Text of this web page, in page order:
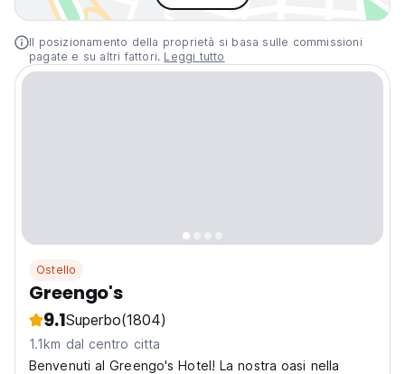
Il posizionamento della proprietà si basa sulle commissioni
pagate e su altri fattori. Leggi tutto
Ostello
Greengo's
9.1Superbo(1804)
1.1km dal centro citta
Benvenuti al Greengo's Hotel! La nostra oasi nella